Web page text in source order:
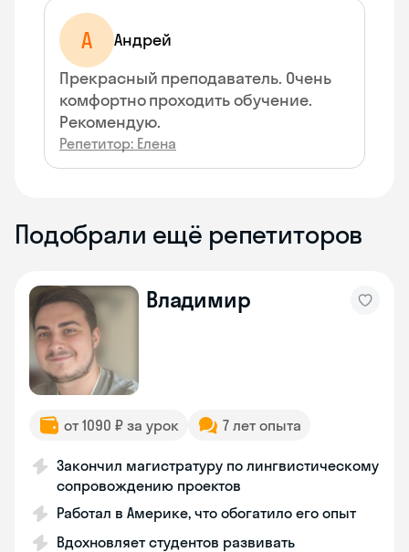
А
Андрей
Прекрасный преподаватель. Очень
комфортно проходить обучение.
Рекомендую.
Репетитор: Елена
Подобрали ещё репетиторов
Владимир
от 1090 ₽ за урок 7 лет опыта
Закончил магистратуру по лингвистическому
сопровождению проектов
Работал в Америке, что обогатило его опыт
Вдохновляет студентов развивать